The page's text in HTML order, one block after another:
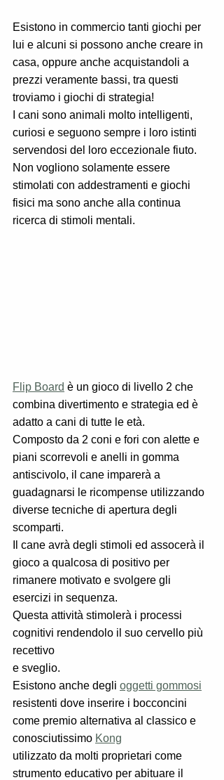
Esistono in commercio tanti giochi per
lui e alcuni si possono anche creare in
casa, oppure anche acquistandoli a
prezzi veramente bassi, tra questi
troviamo i giochi di strategia!
I cani sono animali molto intelligenti,
curiosi e seguono sempre i loro istinti
servendosi del loro eccezionale fiuto.
Non vogliono solamente essere
stimolati con addestramenti e giochi
fisici ma sono anche alla continua
ricerca di stimoli mentali.
Flip Board è un gioco di livello 2 che
combina divertimento e strategia ed è
adatto a cani di tutte le età.
Composto da 2 coni e fori con alette e
piani scorrevoli e anelli in gomma
antiscivolo, il cane imparerà a
guadagnarsi le ricompense utilizzando
diverse tecniche di apertura degli
scomparti.
Il cane avrà degli stimoli ed assocerà il
gioco a qualcosa di positivo per
rimanere motivato e svolgere gli
esercizi in sequenza.
Questa attività stimolerà i processi
cognitivi rendendolo il suo cervello più
recettivo
e sveglio.
Esistono anche degli oggetti gommosi
resistenti dove inserire i bocconcini
come premio alternativa al classico e
conosciutissimo Kong
utilizzato da molti proprietari come
strumento educativo per abituare il